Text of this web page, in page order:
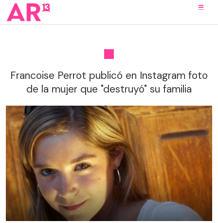
Francoise Perrot publicó en Instagram foto
de la mujer que "destruyó" su familia